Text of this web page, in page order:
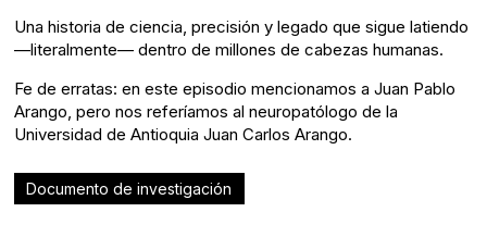
Una historia de ciencia, precisión y legado que sigue latiendo
—literalmente— dentro de millones de cabezas humanas.
Fe de erratas: en este episodio mencionamos a Juan Pablo
Arango, pero nos referíamos al neuropatólogo de la
Universidad de Antioquia Juan Carlos Arango.
Documento de investigación